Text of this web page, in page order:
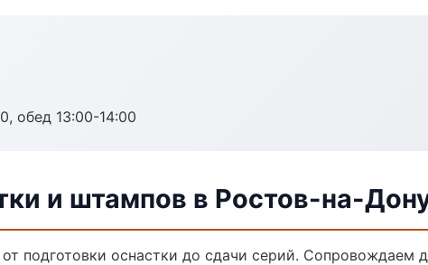
обед 13:00-14:00
и штампов в Ростов-на-
подготовки оснастки до сдачи серий. Сопровождаем